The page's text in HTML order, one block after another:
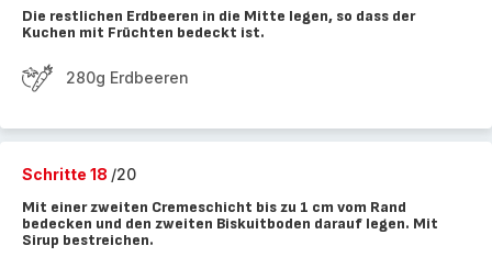
Die restlichen Erdbeeren in die Mitte legen, so dass der
Kuchen mit Früchten bedeckt ist.
280g Erdbeeren
Schritte 18 /20
Mit einer zweiten Cremeschicht bis zu 1 cm vom Rand
bedecken und den zweiten Biskuitboden darauf legen. Mit
Sirup bestreichen.